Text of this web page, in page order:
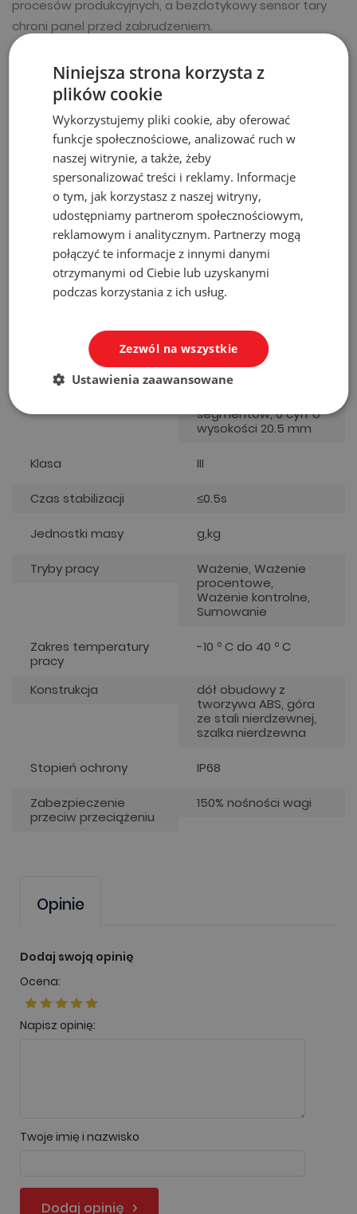
procesów produkcyjnych, a bezdotykowy sensor tary
chroni panel przed zabrudzeniem.
Dane techniczne
Producent: OHAUS
Kod produktu: Valor 4000
Obciążenie
maksymalne
6kg
Działka odczytowa 2g
Rozmiar szalki 242mmx190mm
Wyświetlacz
Podwójny LED (z
segmentów, 6 cyfr o
wysokości 20.5 mm
Klasa III
Czas stabilizacji ≤0.5s
Jednostki masy g,kg
Tryby pracy
Ważenie, Ważenie
procentowe,
Ważenie kontrolne,
Sumowanie
Zakres temperatury
pracy
-10 º C do 40 º C
Konstrukcja
dół obudowy z
tworzywa ABS, góra
ze stali nierdzewnej,
szalka nierdzewna
Stopień ochrony IP68
Zabezpieczenie
przeciw przeciążeniu
150% nośności wagi
Opinie
Dodaj swoją opinię
Ocena:
Napisz opinię:
Twoje imię i nazwisko
Dodaj opinię
Niniejsza strona korzysta z
plików cookie
Wykorzystujemy pliki cookie, aby oferować
funkcje społecznościowe, analizować ruch w
naszej witrynie, a także, żeby
spersonalizować treści i reklamy. Informacje
o tym, jak korzystasz z naszej witryny,
udostępniamy partnerom społecznościowym,
reklamowym i analitycznym. Partnerzy mogą
połączyć te informacje z innymi danymi
otrzymanymi od Ciebie lub uzyskanymi
podczas korzystania z ich usług.
Zezwól na wszystkie
Ustawienia zaawansowane